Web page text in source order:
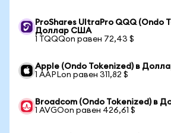
ProShares UltraPro QQQ (Ondo
Доллар США
1 TQQQon равен 72,43 $
Apple (Ondo Tokenized) в
1 AAPLon равен 311,82 $
Broadcom (Ondo Tokenized) в
1 AVGOon равен 426,61 $